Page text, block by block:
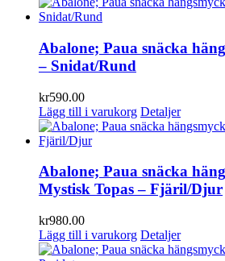
Abalone; Paua snäcka
– Snidat/Rund
kr590.00
Lägg till i varukorg Detaljer
Abalone; Paua snäcka
Mystisk Topas – Fjäril/Djur
kr980.00
Lägg till i varukorg Detaljer